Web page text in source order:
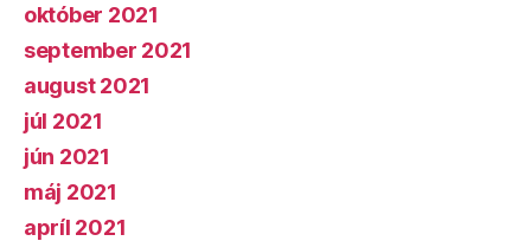
október 2021
september 2021
august 2021
júl 2021
jún 2021
máj 2021
apríl 2021